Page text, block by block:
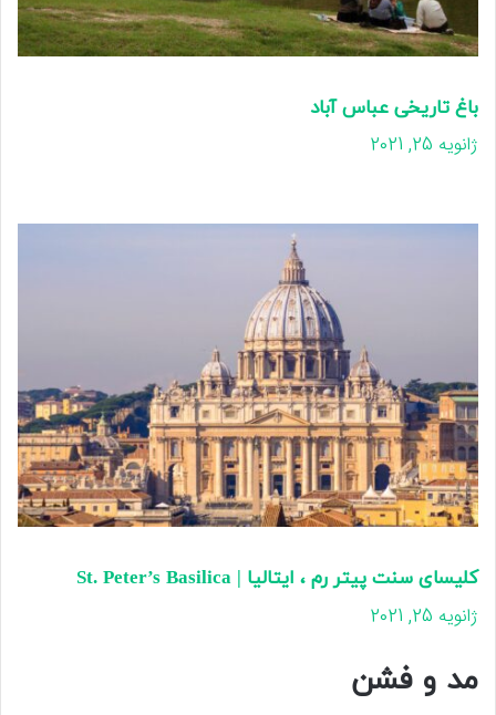
باغ تاریخی عباس آباد
ژانویه 25, 2021
کلیسای سنت پیتر رم ، ایتالیا | St. Peter’s Basilica
ژانویه 25, 2021
مد و فشن